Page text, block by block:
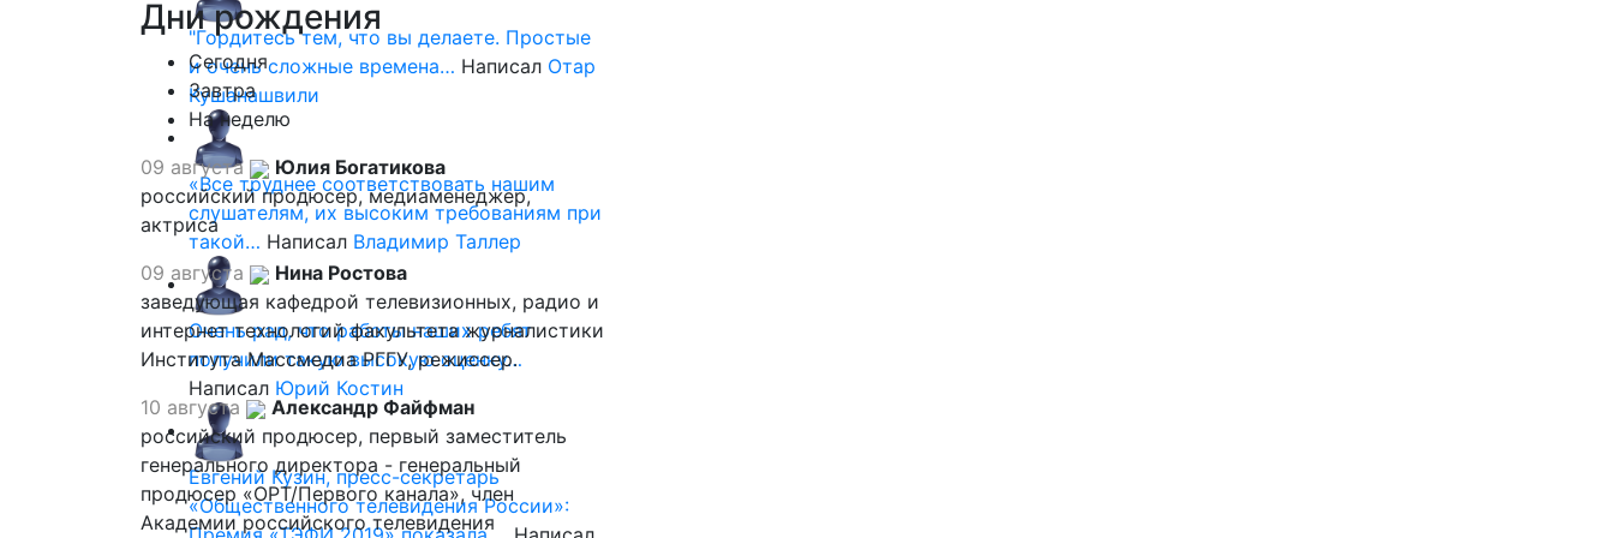
"Гордитесь тем, что вы делаете. Простые
и очень сложные времена… Написал Отар
Кушанашвили
«Все труднее соответствовать нашим
слушателям, их высоким требованиям при
такой… Написал Владимир Таллер
Очень рад, что работы наших ребят
получили такую высокую оценку…
Написал Юрий Костин
Евгений Кузин, пресс-секретарь
«Общественного телевидения России»:
Днирождения
Сегодня
Завтра
На неделю
09 августа
Юлия Богатикова
российский продюсер, медиаменеджер,
актриса
09 августа
Нина Ростова
заведующая кафедрой телевизионных, радио и
интернет технологий факультета журналистики
Института Массмедиа РГГУ, режиссер.
10 августа
Александр Файфман
российский продюсер, первый заместитель
генерального директора - генеральный
продюсер «ОРТ/Первого канала», член
Академии российского телевидения